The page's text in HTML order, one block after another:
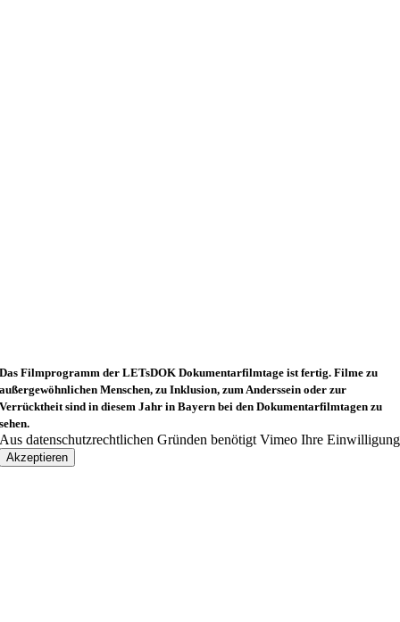
Das Filmprogramm der LETsDOK Dokumentarfilmtage ist fertig. Filme zu
außergewöhnlichen Menschen, zu Inklusion, zum Anderssein oder zur
Verrücktheit sind in diesem Jahr in Bayern bei den Dokumentarfilmtagen zu
sehen.
Aus datenschutzrechtlichen Gründen benötigt Vimeo Ihre
Akzeptieren